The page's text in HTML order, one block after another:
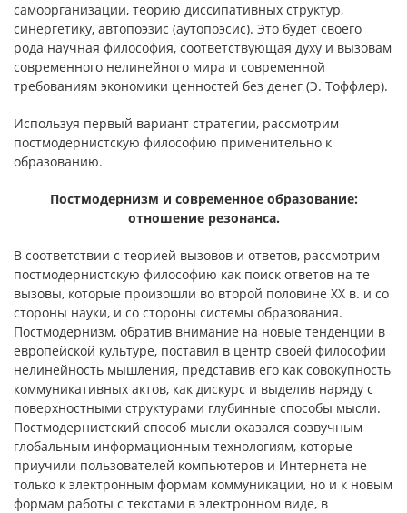
самоорганизации, теорию диссипативных структур,
синергетику, автопоэзис (аутопоэсис). Это будет своего
рода научная философия, соответствующая духу и вызовам
современного нелинейного мира и современной
требованиям экономики ценностей без денег (Э. Тоффлер).
Используя первый вариант стратегии, рассмотрим
постмодернистскую философию применительно к
образованию.
Постмодернизм и современное образование:
отношение резонанса.
В соответствии с теорией вызовов и ответов, рассмотрим
постмодернистскую философию как поиск ответов на те
вызовы, которые произошли во второй половине ХХ в. и со
стороны науки, и со стороны системы образования.
Постмодернизм, обратив внимание на новые тенденции в
европейской культуре, поставил в центр своей философии
нелинейность мышления, представив его как совокупность
коммуникативных актов, как дискурс и выделив наряду с
поверхностными структурами глубинные способы мысли.
Постмодернистский способ мысли оказался созвучным
глобальным информационным технологиям, которые
приучили пользователей компьютеров и Интернета не
только к электронным формам коммуникации, но и к новым
формам работы с текстами в электронном виде, в